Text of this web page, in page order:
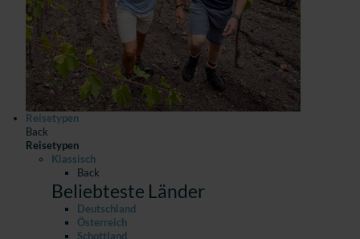
Reisetypen
Back
Reisetypen
Klassisch
Back
Beliebteste Länder
Deutschland
Österreich
Schottland